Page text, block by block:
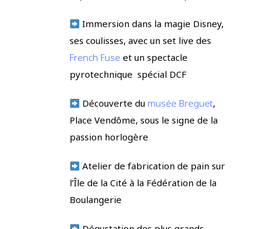
Immersion dans la magie Disney,
ses coulisses, avec un set live des
French Fuse et un spectacle
pyrotechnique spécial DCF
Découverte du musée Breguet,
Place Vendôme, sous le signe de la
passion horlogère
Atelier de fabrication de pain sur
l’Île de la Cité à la Fédération de la
Boulangerie